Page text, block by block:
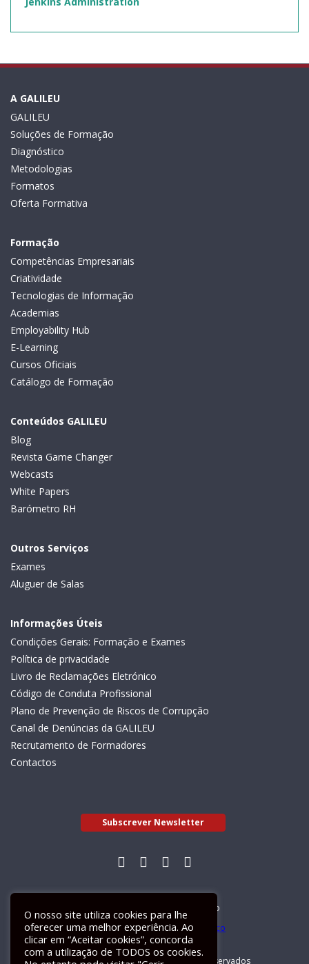
A GALILEU
GALILEU
Soluções de Formação
Diagnóstico
Metodologias
Formatos
Oferta Formativa
Formação
Competências Empresariais
Criatividade
Tecnologias de Informação
Academias
Employability Hub
E-Learning
Cursos Oficiais
Catálogo de Formação
Conteúdos GALILEU
Blog
Revista Game Changer
Webcasts
White Papers
Barómetro RH
Outros Serviços
Exames
Aluguer de Salas
Informações Úteis
Condições Gerais: Formação e Exames
Política de privacidade
Livro de Reclamações Eletrónico
Código de Conduta Profissional
Plano de Prevenção de Riscos de Corrupção
Canal de Denúncias da GALILEU
Recrutamento de Formadores
Contactos
Subscrever Newsletter
Livro de Reclamações Electrónico
GALILEU 2026 © Todos os direitos reservados
O nosso site utiliza cookies para lhe
oferecer uma melhor experiência. Ao
clicar em “Aceitar cookies”, concorda
com a utilização de TODOS os cookies.